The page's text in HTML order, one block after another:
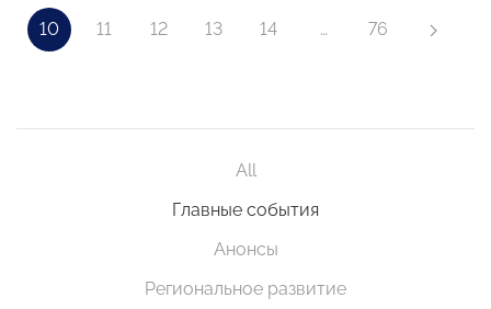
10 11 12 13 14 … 76
All
Главные события
Анонсы
Региональное развитие